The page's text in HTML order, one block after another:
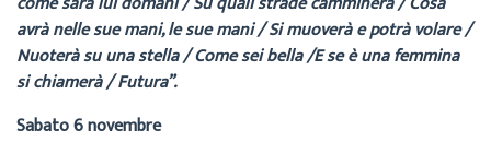
avrà nelle sue mani, le sue mani / Si muoverà e potrà volare /
Nuoterà su una stella / Come sei bella /E se è una femmina
si chiamerà / Futura”.
Sabato 6 novembre